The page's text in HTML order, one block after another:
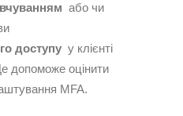
або чи
доступу у клієнті
допоможе оцінити
MFA.